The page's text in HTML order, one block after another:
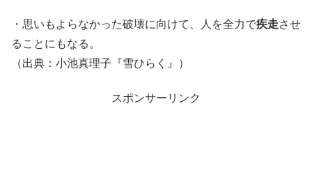
・思いもよらなかった破壊に向けて、人を全力で疾走させ
ることにもなる。
（出典：小池真理子『雪ひらく』）
スポンサーリンク